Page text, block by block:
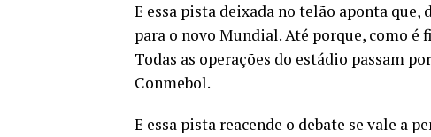
E essa pista deixada no telão aponta
para o novo Mundial. Até porque, como
Todas as operações do estádio passam
Conmebol.
E essa pista reacende o debate se vale a